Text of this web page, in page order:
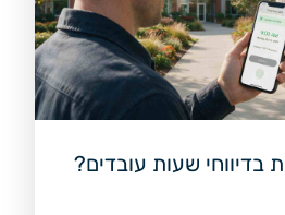
בדיווחי שעות עובדים?